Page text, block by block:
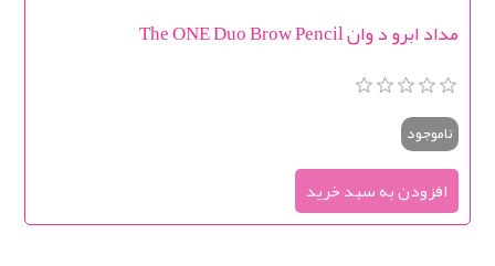
مداد ابرو د وان The ONE Duo Brow Pencil
ناموجود